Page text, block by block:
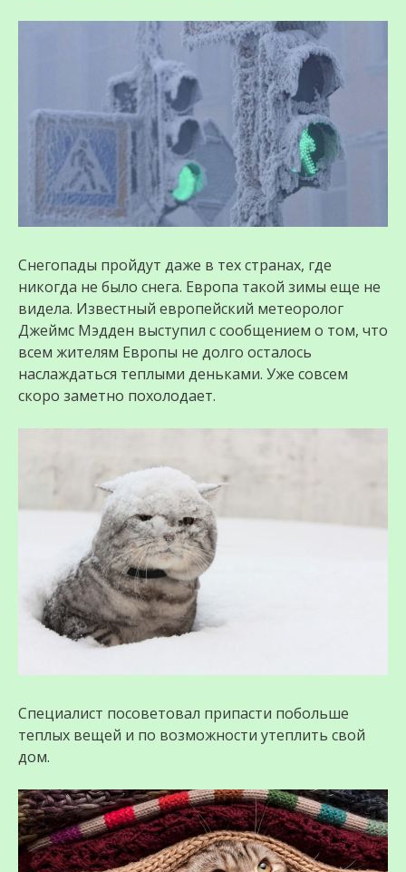
Снегопады пройдут даже в тех странах, где
никогда не было снега. Европа такой зимы еще не
видела. Известный европейский метеоролог
Джеймс Мэдден выступил с сообщением о том, что
всем жителям Европы не долго осталось
наслаждаться теплыми деньками. Уже совсем
скоро заметно похолодает.
Специалист посоветовал припасти побольше
теплых вещей и по возможности утеплить свой
дом.